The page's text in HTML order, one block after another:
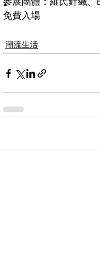
免費入場
潮流生活